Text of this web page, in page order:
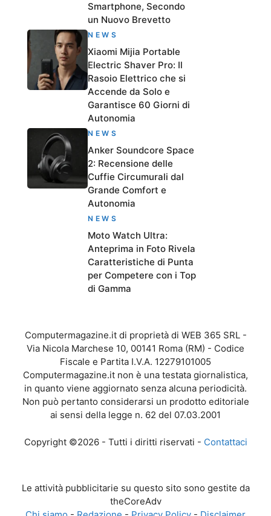
Smartphone, Secondo
un Nuovo Brevetto
NEWS
Xiaomi Mijia Portable
Electric Shaver Pro: Il
Rasoio Elettrico che si
Accende da Solo e
Garantisce 60 Giorni di
Autonomia
NEWS
Anker Soundcore Space
2: Recensione delle
Cuffie Circumurali dal
Grande Comfort e
Autonomia
NEWS
Moto Watch Ultra:
Anteprima in Foto Rivela
Caratteristiche di Punta
per Competere con i Top
di Gamma
Computermagazine.it di proprietà di WEB 365 SRL -
Via Nicola Marchese 10, 00141 Roma (RM) - Codice
Fiscale e Partita I.V.A. 12279101005
Computermagazine.it non è una testata giornalistica,
in quanto viene aggiornato senza alcuna periodicità.
Non può pertanto considerarsi un prodotto editoriale
ai sensi della legge n. 62 del 07.03.2001
Copyright ©2026 - Tutti i diritti riservati - Contattaci
Le attività pubblicitarie su questo sito sono gestite da
theCoreAdv